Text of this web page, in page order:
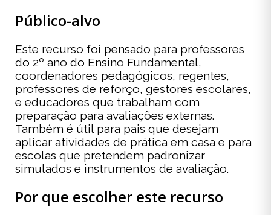
Público-alvo
Este recurso foi pensado para professores
do 2º ano do Ensino Fundamental,
coordenadores pedagógicos, regentes,
professores de reforço, gestores escolares,
e educadores que trabalham com
preparação para avaliações externas.
Também é útil para pais que desejam
aplicar atividades de prática em casa e para
escolas que pretendem padronizar
simulados e instrumentos de avaliação.
Por que escolher este recurso